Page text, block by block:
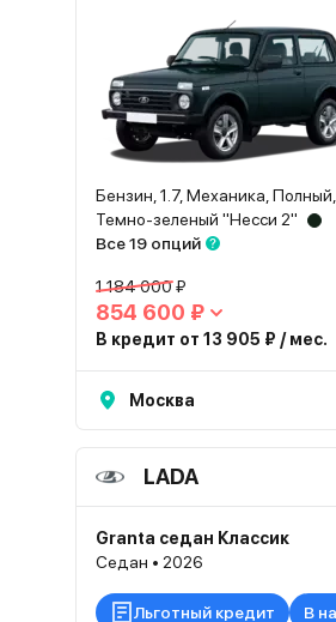
Бензин, 1.7, Механика, Полный,
Темно-зеленый "Несси 2"
Все 19 опций
1 184 000 ₽
854 600 ₽
В кредит от 13 905 ₽ / мес.
Москва
LADA
Granta седан Классик
Седан • 2026
Льготный кредит В